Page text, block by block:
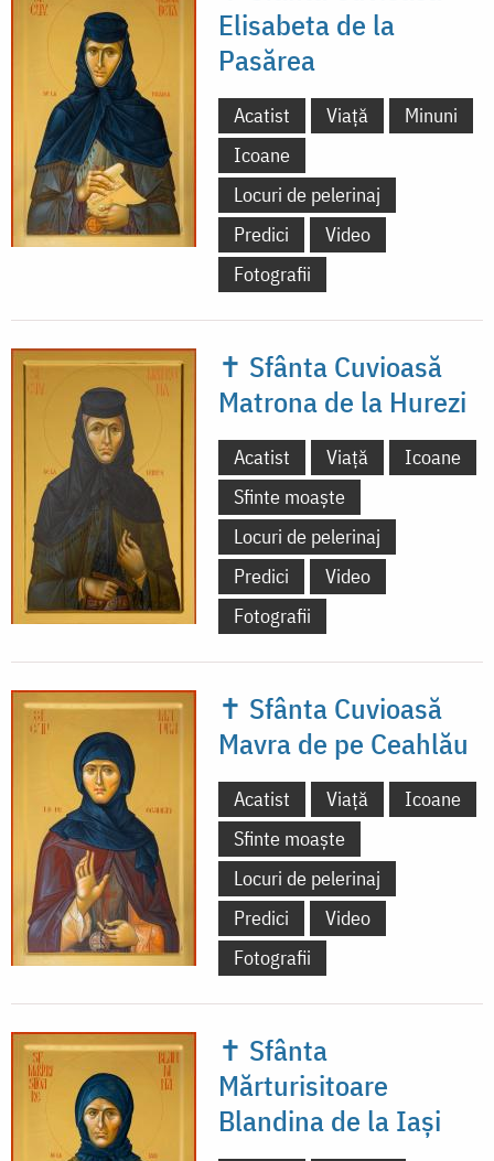
Elisabeta de la
Pasărea
Acatist Viață
Minuni
Icoane
Locuri de pelerinaj
Predici
Video
Fotografii
✝ Sfânta Cuvioasă
Matrona de la Hurezi
Acatist Viață
Icoane
Sfinte moaște
Locuri de pelerinaj
Predici
Video
Fotografii
✝ Sfânta Cuvioasă
Mavra de pe Ceahlău
Acatist Viață
Icoane
Sfinte moaște
Locuri de pelerinaj
Predici
Video
Fotografii
✝ Sfânta
Mărturisitoare
Blandina de la Iași